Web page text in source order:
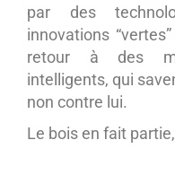
par des
innovations
retour à des
intelligents, qui
non contre lui.
Le bois en fait